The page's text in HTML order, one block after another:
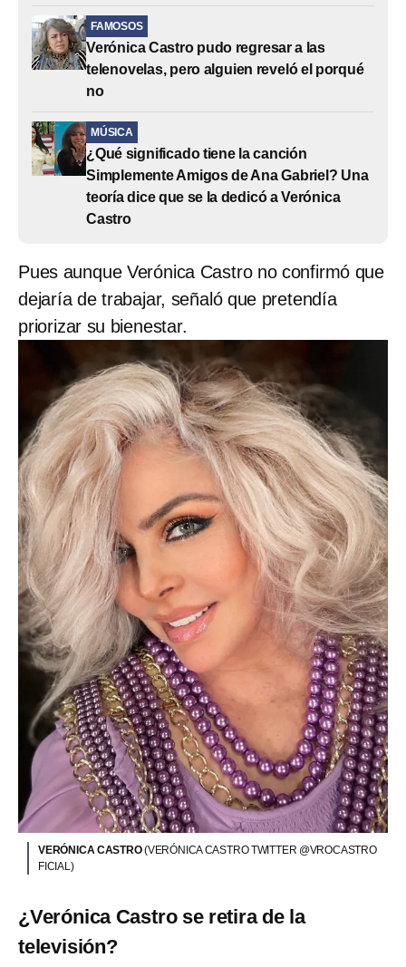
FAMOSOS
Verónica Castro pudo regresar a las
telenovelas, pero alguien reveló el porqué
no
MÚSICA
¿Qué significado tiene la canción
Simplemente Amigos de Ana Gabriel? Una
teoría dice que se la dedicó a Verónica
Castro
Pues aunque Verónica Castro no confirmó que
dejaría de trabajar, señaló que pretendía
priorizar su bienestar.
VERÓNICA CASTRO(VERÓNICA CASTRO TWITTER @VROCASTRO
FICIAL)
¿Verónica Castro se retira de la
televisión?